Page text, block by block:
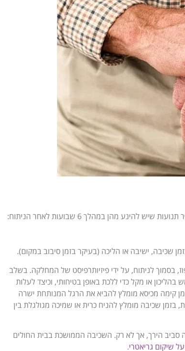
מהן במהלך 6 שבועות לאחר הניתוח:
שכיבה, ישיבה או הליכה (בעיקר בזמן סיבוב במקום).
בסמוך לניתוח, על ידי פיזיותרפיסט של המחלקה. בשלב
או מקל כדי ללכת באופן בטיחותי, וכיצד לעלות
קימה מכיסא מומלץ להביא את הרגל המנותחת ישרה
שכיבה מומלץ להניח כרית או שמיכה מגולגלת בין
סביב הירך, אך לא רק. השכיבה הממושכת בבית החולים
שיקום גריאטרי.